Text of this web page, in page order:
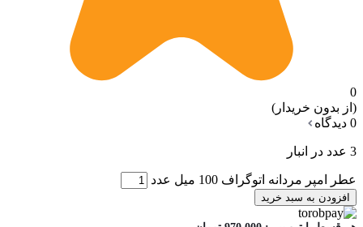
0
(از بدون خریدار)
0 دیدگاه
3 عدد در انبار
عطر امپر مردانه اتوگراف 100 میل عدد
افزودن به سبد خرید